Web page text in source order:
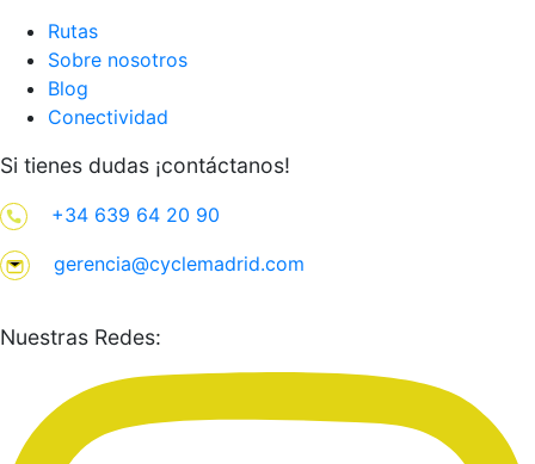
Rutas
Sobre nosotros
Blog
Conectividad
Si tienes dudas ¡contáctanos!
+34 639 64 20 90
gerencia@cyclemadrid.com
Nuestras Redes: